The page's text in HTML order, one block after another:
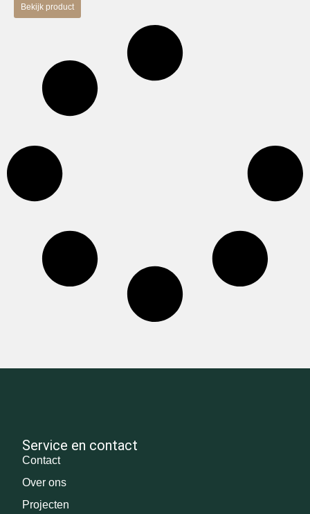
Bekijk product
Service en contact
Contact
Over ons
Projecten